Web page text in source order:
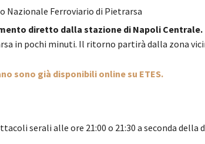
Nazionale Ferroviario di Pietrarsa
diretto dalla stazione di Napoli Centrale.
in pochi minuti. Il ritorno partirà dalla zona
sono già disponibili online su ETES.
serali alle ore 21:00 o 21:30 a seconda della